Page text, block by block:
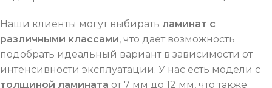
Наши клиенты могут выбирать ламинат с
различными классами, что дает возможность
подобрать идеальный вариант в зависимости от
интенсивности эксплуатации. У нас есть модели с
толщиной ламината от 7 мм до 12 мм, что также